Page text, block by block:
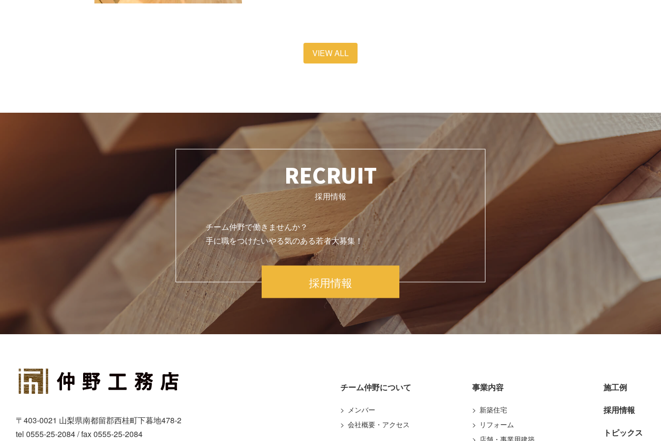
VIEW ALL
RECRUIT
採用情報
チーム仲野で働きませんか？
手に職をつけたいやる気のある若者大募集！
採用情報
〒403-0021 山梨県南都留郡西桂町下暮地478-2
tel 0555-25-2084 / fax 0555-25-2084
チーム仲野について
メンバー
会社概要・アクセス
事業内容
新築住宅
リフォーム
店舗・事業用建築
施工例
採用情報
トピックス